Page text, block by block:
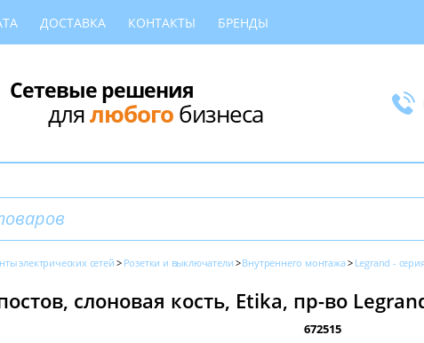
ДОСТАВКА КОНТАКТЫ БРЕНДЫ
Сетевые решения
длялюбогобизнеса
электрических сетей Розетки и выключатели Внутреннего монтажа Legrand -
слоновая кость, Etika, пр-во
672515